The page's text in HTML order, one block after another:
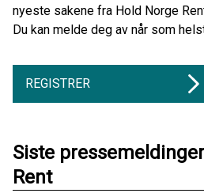
nyeste sakene fra Hold Norge
Du kan melde deg av når som
REGISTRER
Siste
Rent